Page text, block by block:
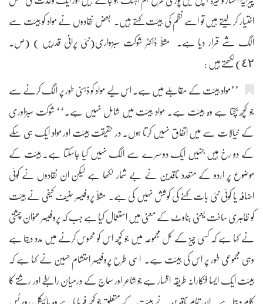
اختیار کر لیتے ہیں تو اسے نظم کی ہیئت کہتے ہیں۔ بعض نقادوں نے مواد کو ہیئت سے
الگ شے قرار دیا ہے۔ مثلاً ڈاکٹر شوکت سبزواری(نئی پرانی قدریں ) (ص۔
٤٢)لکھتے ہیں :
’’مواد ہیئت کے مقابلے میں ہے۔ اسِ لیے مواد کو ذہنی طور پر الگ کرنے سے
جو کچھ بچتا ہے وہ ہیئت ہے۔ مواد ہیئت میں شامل نہیں ہے۔‘‘ شوکت سبزاوری
کے خیالات سے میں اتفاق نہیں کرتا ہوں۔ در حقیقت ہیئت اور مواد ایک ہی سکے
کے دو رخ ہیں جنہیں ایک دوسرے سے الگ نہیں کیا جاسکتا ہے۔ ہیئت کے
موضوع پر اردو کے متعدد ناقدین نے بے شمار لکھا ہے لیکن ان نقّادوں نے کوئی
اضافہ یا کوئی نئی بات کہنے کی کوشش نہیں کی ہے۔ مثلاً پروفیسر حنیف کیفی نے ہیئت
کو ظاہری ساخت یعنی بناوٹ کے معنی میں استعمال کیا ہے جب کہ پروفیسر عنوان چشتی
نے کہا ہے کہ کسی چیز کے کل مجموعہ میں جو کچھ اس کو محسوس کرنے میں مدد دیتا ہے
وہی مجموعی طور پر اس کی ہیئت ہے۔ اسی طرح پروفیسر احتشام حسین نے کہا ہے کہ
ہیئت ایک ایسا فنکارانہ طریقہ اظہار ہے جو شاعر اور سماج کے درمیان رابطے اور رشتے کا
کام دیتا ہے۔ ان تمام ناقدین نے ہیئت کے متعلق جو کچھ فرمایا ہے وہ مائیکل روبرٹس